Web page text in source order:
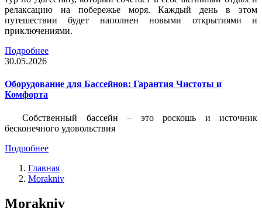
релаксацию на побережье моря. Каждый день в этом
путешествии будет наполнен новыми открытиями и
приключениями.
Подробнее
30.05.2026
Оборудование для Бассейнов: Гарантия Чистоты и
Комфорта
Собственный бассейн – это роскошь и источник
бесконечного удовольствия
Подробнее
Главная
Morakniv
Morakniv